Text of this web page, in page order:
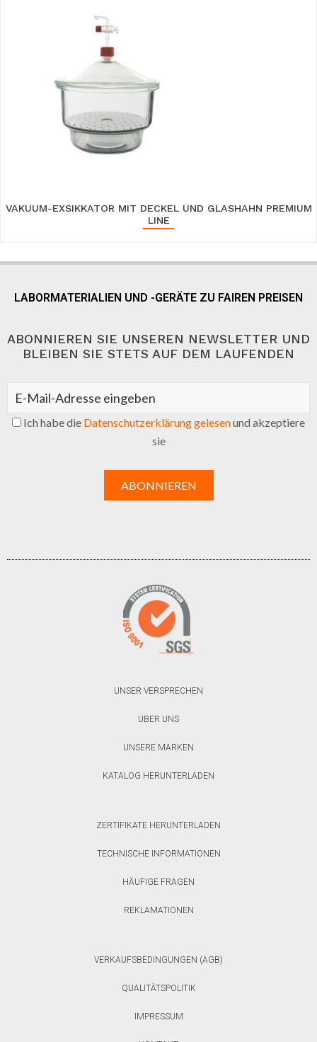
VAKUUM-EXSIKKATOR MIT DECKEL UND GLASHAHN PREMIUM
LINE
LABORMATERIALIEN UND -GERÄTE ZU FAIREN PREISEN
ABONNIEREN SIE UNSEREN NEWSLETTER UND
BLEIBEN SIE STETS AUF DEM LAUFENDEN
Ich habe die Datenschutzerklärung gelesenund akzeptiere
sie
UNSER VERSPRECHEN
ÜBER UNS
UNSERE MARKEN
KATALOG HERUNTERLADEN
ZERTIFIKATE HERUNTERLADEN
TECHNISCHE INFORMATIONEN
HÄUFIGE FRAGEN
REKLAMATIONEN
VERKAUFSBEDINGUNGEN (AGB)
QUALITÄTSPOLITIK
IMPRESSUM